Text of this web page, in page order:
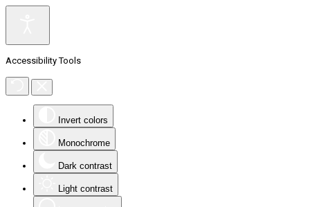
Accessibility Tools
Invert colors
Monochrome
Dark contrast
Light contrast